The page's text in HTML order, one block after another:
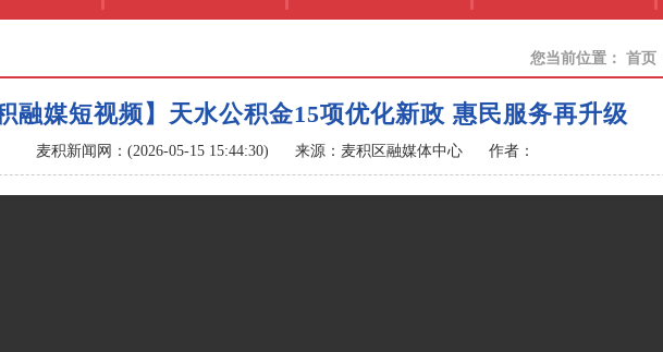
您当前位置： 首页
融媒短视频】天水公积金15项优化新政 惠民服务再升级
麦积新闻网：(2026-05-15 15:44:30) 来源：麦积区融媒体中心 作者：